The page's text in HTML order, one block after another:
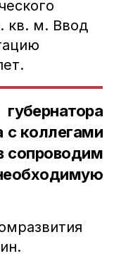
кв. м. Ввод
с коллегами
сопроводим